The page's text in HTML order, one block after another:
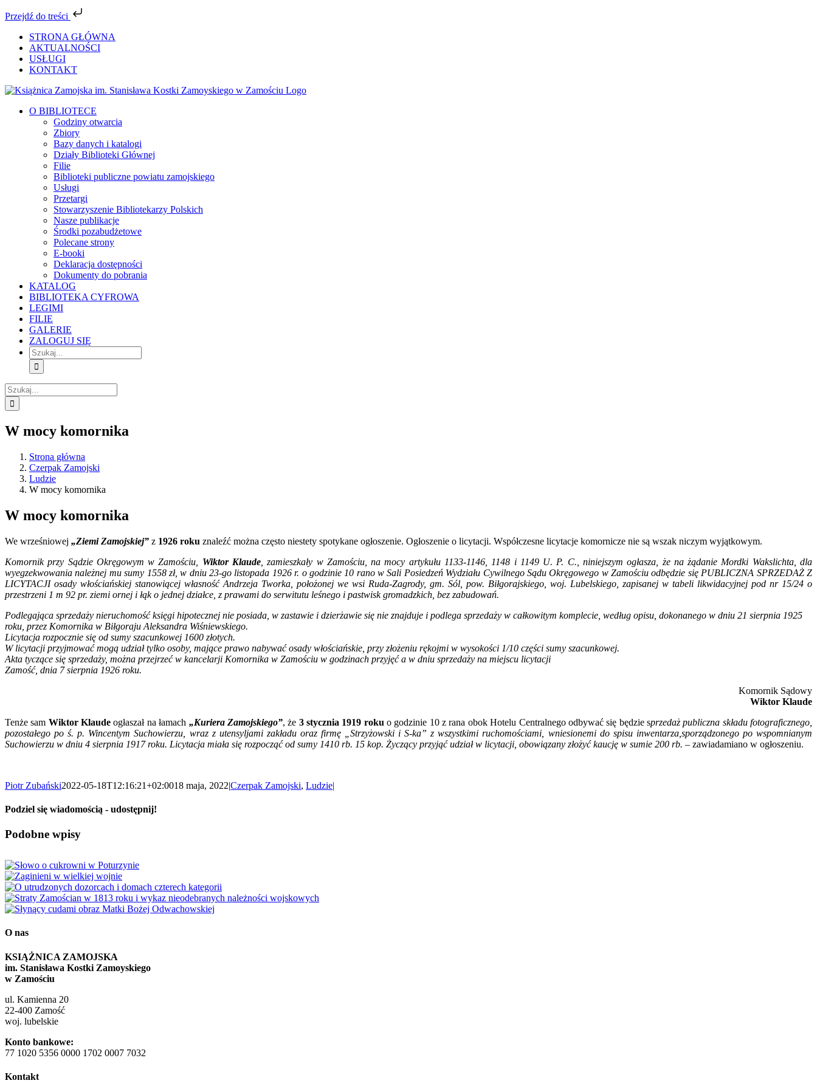
Przejdź do treści
zawartości
STRONA GŁÓWNA
AKTUALNOŚCI
USŁUGI
KONTAKT
Facebook
YouTube
Instagram
Tiktok
O BIBLIOTECE
Godziny otwarcia
Zbiory
Bazy danych i katalogi
Działy Biblioteki Głównej
Filie
Biblioteki publiczne powiatu zamojskiego
Usługi
Przetargi
Stowarzyszenie Bibliotekarzy Polskich
Nasze publikacje
Środki pozabudżetowe
Polecane strony
E-booki
Deklaracja dostępności
Dokumenty do pobrania
KATALOG
BIBLIOTEKA CYFROWA
LEGIMI
FILIE
GALERIE
ZALOGUJ SIĘ
Szukaj
Szukaj
W mocy komornika
Strona główna
Czerpak Zamojski
Ludzie
W mocy komornika
W mocy komornika
We wrześniowej „Ziemi Zamojskiej” z 1926 roku znaleźć można często niestety spotykane ogłoszenie. Ogłoszenie o licytacji. Współczesne licytacje komornicze nie są wszak niczym wyjątkowym.
Komornik przy Sądzie Okręgowym w Zamościu, Wiktor Klaude , zamieszkały w Zamościu, na mocy artykułu 1133-1146, 1148 i 1149 U. P. C., niniejszym ogłasza, że na żądanie Mordki Wakslichta, dla
wyegzekwowania należnej mu sumy 1558 zł, w dniu 23-go listopada 1926 r. o godzinie 10 rano w Sali Posiedzeń Wydziału Cywilnego Sądu Okręgowego w Zamościu odbędzie się PUBLICZNA SPRZEDAŻ Z
LICYTACJI osady włościańskiej stanowiącej własność Andrzeja Tworka, położonej we wsi Ruda-Zagrody, gm. Sól, pow. Biłgorajskiego, woj. Lubelskiego, zapisanej w tabeli likwidacyjnej pod nr 15/24 o
przestrzeni 1 m 92 pr. ziemi ornej i łąk o jednej działce, z prawami do serwitutu leśnego i pastwisk gromadzkich, bez zabudowań.
Podlegająca sprzedaży nieruchomość księgi hipotecznej nie posiada, w zastawie i dzierżawie się nie znajduje i podlega sprzedaży w całkowitym komplecie, według opisu, dokonanego w dniu 21 sierpnia 1925
roku, przez Komornika w Biłgoraju Aleksandra Wiśniewskiego.
Licytacja rozpocznie się od sumy szacunkowej 1600 złotych.
W licytacji przyjmować mogą udział tylko osoby, mające prawo nabywać osady włościańskie, przy złożeniu rękojmi w wysokości 1/10 części sumy szacunkowej.
Akta tyczące się sprzedaży, można przejrzeć w kancelarji Komornika w Zamościu w godzinach przyjęć a w dniu sprzedaży na miejscu licytacji
Zamość, dnia 7 sierpnia 1926 roku.
Komornik Sądowy
Wiktor Klaude
Tenże sam Wiktor Klaude ogłaszał na łamach „Kuriera Zamojskiego”, że 3 stycznia 1919 roku o godzinie 10 z rana obok Hotelu Centralnego odbywać się będzie sprzedaż publiczna składu fotograficznego,
pozostałego po ś. p. Wincentym Suchowierzu, wraz z utensyljami zakładu oraz firmę „Strzyżowski i S-ka” z wszystkimi ruchomościami, wniesionemi do spisu inwentarza,sporządzonego po wspomnianym
Suchowierzu w dniu 4 sierpnia 1917 roku. Licytacja miała się rozpocząć od sumy 1410 rb. 15 kop. Życzący przyjąć udział w licytacji, obowiązany złożyć kaucję w sumie 200 rb. – zawiadamiano w ogłoszeniu.
Piotr Zubański2022-05-18T12:16:21+02:0018 maja, 2022|Czerpak Zamojski, Ludzie|
Podziel się wiadomością - udostępnij!
Facebook
X
Reddit
LinkedIn
WhatsApp
Tumblr
Pinterest
Vk
Email
Podobne wpisy
O nas
KSIĄŻNICA ZAMOJSKA
im. Stanisława Kostki Zamoyskiego
w Zamościu
ul. Kamienna 20
22-400 Zamość
woj. lubelskie
Konto bankowe:
77 1020 5356 0000 1702 0007 7032
Kontakt